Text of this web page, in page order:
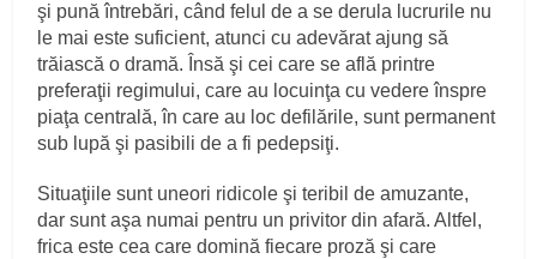
şi pună întrebări, când felul de a se derula lucrurile nu
le mai este suficient, atunci cu adevărat ajung să
trăiască o dramă. Însă şi cei care se află printre
preferaţii regimului, care au locuinţa cu vedere înspre
piaţa centrală, în care au loc defilările, sunt permanent
sub lupă şi pasibili de a fi pedepsiţi.
Situaţiile sunt uneori ridicole şi teribil de amuzante,
dar sunt aşa numai pentru un privitor din afară. Altfel,
frica este cea care domină fiecare proză şi care